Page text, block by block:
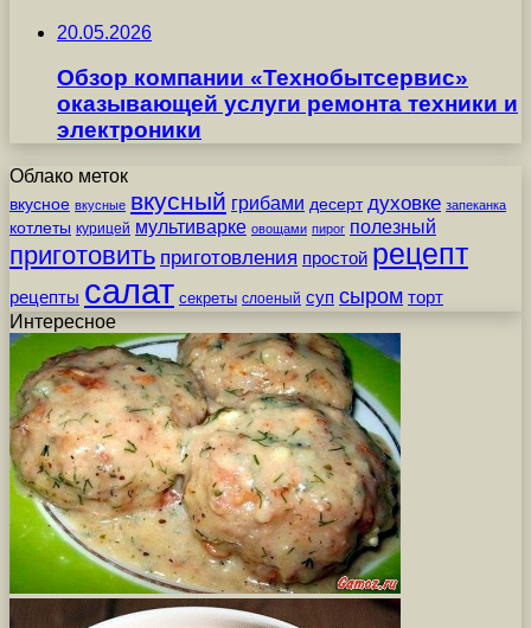
20.05.2026
Обзор компании «Технобытсервис»
оказывающей услуги ремонта техники и
электроники
Облако меток
вкусное вкусные вкусный грибами десерт духовке запеканка
котлеты курицей мультиварке овощами пирог полезный
приготовить приготовления простой рецепт
рецепты салат секреты слоеный суп сыром торт
Интересное